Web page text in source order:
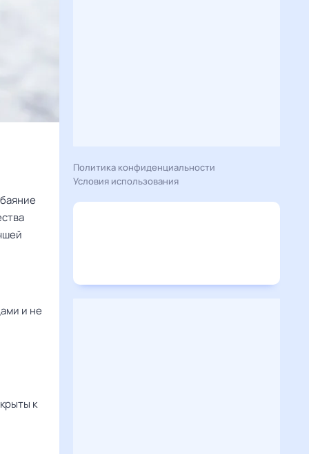
и не
к
Политика конфиденциальности
Условия использования